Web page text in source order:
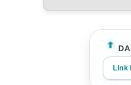
Link